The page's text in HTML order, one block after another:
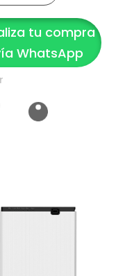
tu compra
WhatsApp